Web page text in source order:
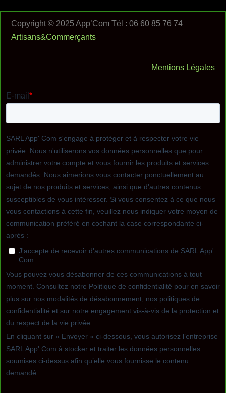
Copyright © 2025 App’Com Tél : 06 60 85 76 74
Artisans&Commerçants
Mentions Légales